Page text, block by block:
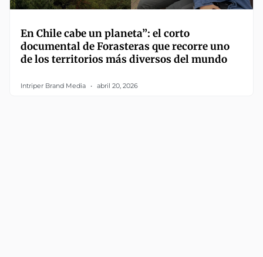
En Chile cabe un planeta”: el corto
documental de Forasteras que recorre uno
de los territorios más diversos del mundo
Intriper Brand Media abril 20, 2026